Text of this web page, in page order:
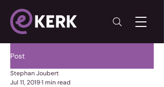
Post
Stephan Joubert
Jul 11, 20191 min read